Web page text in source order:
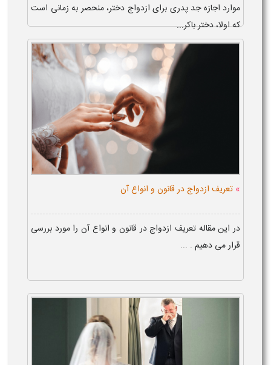
موارد اجازه جد پدری برای ازدواج دختر، منحصر به زمانی است
که اولا، دختر باکر...
» تعریف ازدواج در قانون و انواع آن
در این مقاله تعریف ازدواج در قانون و انواع آن را مورد بررسی
قرار می دهیم . ...